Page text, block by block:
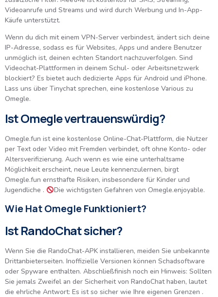
Videoanrufe und Streams und wird durch Werbung und In-App-
Käufe unterstützt.
Wenn du dich mit einem VPN-Server verbindest, ändert sich deine
IP-Adresse, sodass es für Websites, Apps und andere Benutzer
unmöglich ist, deinen echten Standort nachzuverfolgen. Sind
Videochat-Plattformen in deinem Schul- oder Arbeitsnetzwerk
blockiert? Es bietet auch dedizierte Apps für Android und iPhone.
Lass uns über Tinychat sprechen, eine kostenlose Various zu
Omegle.
Ist Omegle vertrauenswürdig?
Omegle.fun ist eine kostenlose Online-Chat-Plattform, die Nutzer
per Text oder Video mit Fremden verbindet, oft ohne Konto- oder
Altersverifizierung. Auch wenn es wie eine unterhaltsame
Möglichkeit erscheint, neue Leute kennenzulernen, birgt
Omegle.fun ernsthafte Risiken, insbesondere für Kinder und
Jugendliche .
Die wichtigsten Gefahren von Omegle.enjoyable.
Wie Hat Omegle Funktioniert?
Ist RandoChat sicher?
Wenn Sie die RandoChat-APK installieren, meiden Sie unbekannte
Drittanbieterseiten. Inoffizielle Versionen können Schadsoftware
oder Spyware enthalten. Abschließfinish noch ein Hinweis: Sollten
Sie jemals Zweifel an der Sicherheit von RandoChat haben, lautet
die ehrliche Antwort: Es ist so sicher wie Ihre eigenen Grenzen .